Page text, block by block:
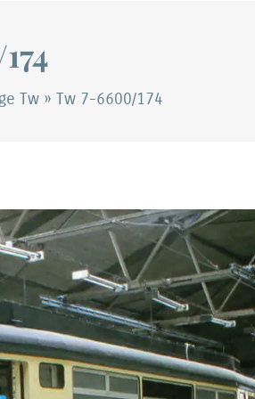
Tw» Tw 7-6600/174